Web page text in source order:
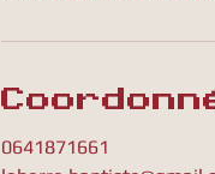
0641871661